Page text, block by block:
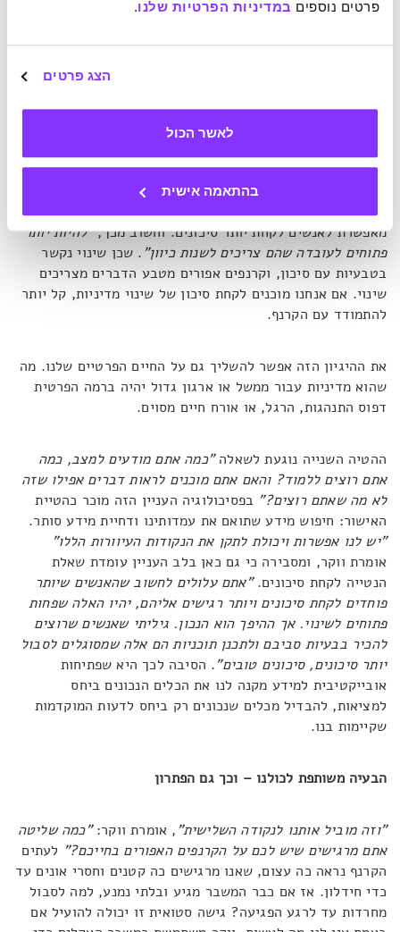
פרטים נוספים במדיניות הפרטיות שלנו.
הצג פרטים
לאשר הכול
בהתאמה אישית
לעזור להרים אתכם כשתיפלו, יש סיכוי גבוה יותר שתראו את
בלקיחת סיכונים, לטוב ולרע – בהפחתת ההימור אנו מפחיתים
את סיכויי הרווח וההפסד באופן שווה לאורך זמן."לארה"ב יש
פרדוקסלי, זה הופך אמריקאים רבים הרבה פחות פתוחים לשינוי
, כלומר, סיכון שנועד למטרת התפתחות.
ווקר ככל הנראה מתכוונת לפעולות שדורשות יציאה מאזור
הנוחות. התרבות הקולקטיבית בסין, המאופיינת בפן מדיני של
הסתמכות על הממשל ובפן חברתי של הסתמכות על המשפחה,
מאפשרת לאנשים לקחת יותר סיכונים. וחשוב מכך,"להיות יותר
פתוחים לעובדה שהם צריכים לשנות כיוון". שכן שינוי נקשר
בטבעיות עם סיכון, וקרנפים אפורים מטבע הדברים מצריכים
שינוי. אם אנחנו מוכנים לקחת סיכון של שינוי מדיניות, קל יותר
להתמודד עם הקרנף.
את ההיגיון הזה אפשר להשליך גם על החיים הפרטיים שלנו. מה
שהוא מדיניות עבור ממשל או ארגון גדול יהיה ברמה הפרטית
דפוס התנהגות, הרגל, או אורח חיים מסוים.
ההטיה השנייה נוגעת לשאלה"כמה אתם מודעים למצב, כמה
אתם רוצים ללמוד? והאם אתם מוכנים לראות דברים אפילו שזה
לא מה שאתם רוצים?" בפסיכולוגיה העניין הזה מוכר כהטיית
האישור: חיפוש מידע שתואם את עמדותינו ודחיית מידע סותר.
"יש לנו אפשרות ויכולת לתקן את הנקודות העיוורות הללו"
אומרת ווקר, ומסבירה כי גם כאן בלב העניין עומדת שאלת
הנטייה לקחת סיכונים."אתם עלולים לחשוב שהאנשים שיותר
פוחדים לקחת סיכונים ויותר רגישים אליהם, יהיו האלה שפחות
פתוחים לשינוי. אך ההיפך הוא הנכון. גיליתי שאנשים שרוצים
להכיר בבעיות סביבם ולתכנן תוכניות הם אלה שמסוגלים לסבול
יותר סיכונים, סיכונים טובים". הסיבה לכך היא שפתיחות
אובייקטיבית למידע מקנה לנו את הכלים הנכונים ביחס
למציאות, להבדיל מכלים שנכונים רק ביחס לדעות המוקדמות
שקיימות בנו.
הבעיה משותפת לכולנו – וכך גם הפתרון
"וזה מוביל אותנו לנקודה השלישית", אומרת ווקר:"כמה שליטה
אתם מרגישים שיש לכם על הקרנפים האפורים בחייכם?" לעתים
הקרנף נראה כה עצום, שאנו מרגישים כה קטנים וחסרי אונים עד
כדי חידלון. אז אם כבר המשבר מגיע ובלתי נמנע, למה לסבול
מחרדות עד לרגע הפגיעה? גישה סטואית זו יכולה להועיל אם